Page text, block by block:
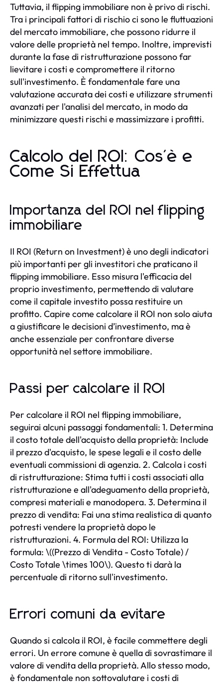
Tuttavia, il flipping immobiliare non è privo di rischi.
Tra i principali fattori di rischio ci sono le fluttuazioni
del mercato immobiliare, che possono ridurre il
valore delle proprietà nel tempo. Inoltre, imprevisti
durante la fase di ristrutturazione possono far
lievitare i costi e compromettere il ritorno
sull'investimento. È fondamentale fare una
valutazione accurata dei costi e utilizzare strumenti
avanzati per l'analisi del mercato, in modo da
minimizzare questi rischi e massimizzare i profitti.
Calcolo del ROI: Cos'è e
Come Si Effettua
Importanza del ROI nel flipping
immobiliare
Il ROI (Return on Investment) è uno degli indicatori
più importanti per gli investitori che praticano il
flipping immobiliare. Esso misura l'efficacia del
proprio investimento, permettendo di valutare
come il capitale investito possa restituire un
profitto. Capire come calcolare il ROI non solo aiuta
a giustificare le decisioni d’investimento, ma è
anche essenziale per confrontare diverse
opportunità nel settore immobiliare.
Passi per calcolare il ROI
Per calcolare il ROI nel flipping immobiliare,
seguirai alcuni passaggi fondamentali: 1. Determina
il costo totale dell'acquisto della proprietà: Include
il prezzo d'acquisto, le spese legali e il costo delle
eventuali commissioni di agenzia. 2. Calcola i costi
di ristrutturazione: Stima tutti i costi associati alla
ristrutturazione e all'adeguamento della proprietà,
compresi materiali e manodopera. 3. Determina il
prezzo di vendita: Fai una stima realistica di quanto
potresti vendere la proprietà dopo le
ristrutturazioni. 4. Formula del ROI: Utilizza la
formula: \((Prezzo di Vendita - Costo Totale) /
Costo Totale \times 100\). Questo ti darà la
percentuale di ritorno sull'investimento.
Errori comuni da evitare
Quando si calcola il ROI, è facile commettere degli
errori. Un errore comune è quella di sovrastimare il
valore di vendita della proprietà. Allo stesso modo,
è fondamentale non sottovalutare i costi di